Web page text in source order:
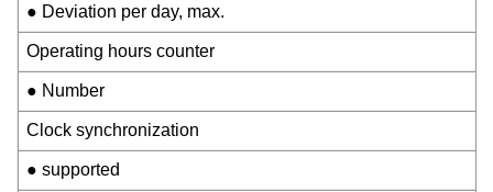
● Deviation per day, max.
Operating hours counter
● Number
Clock synchronization
● supported